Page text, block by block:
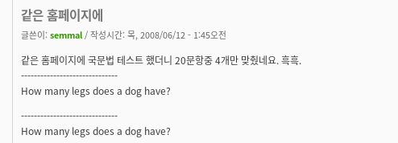
같은 홈페이지에
글쓴이: semmal / 작성시간: 목, 2008/06/12 - 1:45오전
같은 홈페이지에 국문법 테스트 했더니 20문항중 4개만 맞췄네요. 흑흑.
------------------------------
How many legs does a dog have?
------------------------------
How many legs does a dog have?